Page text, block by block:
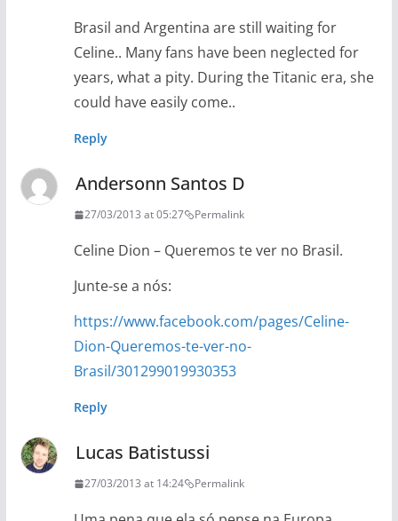
Brasil and Argentina are still waiting for
Celine.. Many fans have been neglected for
years, what a pity. During the Titanic era, she
could have easily come..
Reply
Andersonn Santos D
27/03/2013 at 05:27 Permalink
Celine Dion – Queremos te ver no Brasil.
Junte-se a nós:
https://www.facebook.com/pages/Celine-
Dion-Queremos-te-ver-no-
Brasil/301299019930353
Reply
Lucas Batistussi
27/03/2013 at 14:24 Permalink